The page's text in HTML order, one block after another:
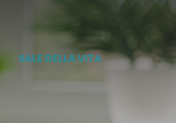
SALE DELLA VITA